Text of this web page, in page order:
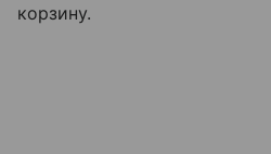
корзину.